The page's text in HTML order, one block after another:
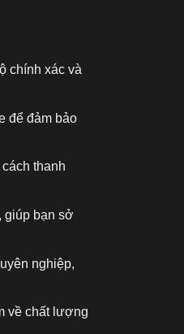
chính xác và
để đảm bảo
thanh
giúp bạn sở
nghiệp,
về chất lượng